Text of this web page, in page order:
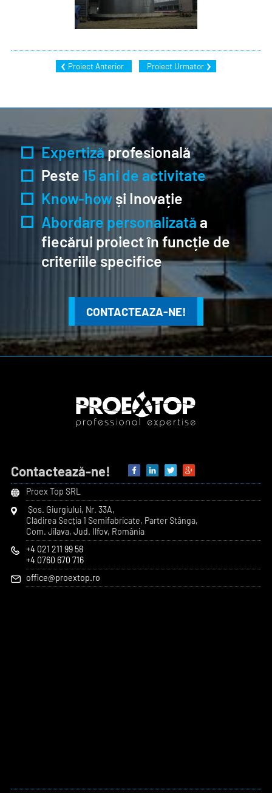
Proiect Anterior Proiect Urmator
Expertizăprofesională
Peste 15 ani de activitate
Know-howși Inovație
Abordare personalizată a
fiecărui proiect în funcție de
criteriile specifice
CONTACTEAZA-NE!
Contactează-ne!
Proex Top SRL
Șos. Giurgiului, Nr. 33A,
Clădirea Secția 1 Semifabricate, Parter Stânga,
Com. Jilava, Jud. Ilfov, România
+4 021 211 99 58
+4 0760 670 716
office@proextop.ro